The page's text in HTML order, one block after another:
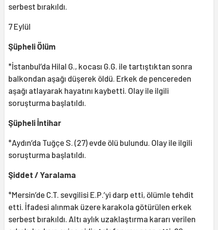
serbest bırakıldı.
7 Eylül
Şüpheli Ölüm
*İstanbul’da Hilal G., kocası G.G. ile tartıştıktan sonra
balkondan aşağı düşerek öldü. Erkek de pencereden
aşağı atlayarak hayatını kaybetti. Olay ile ilgili
soruşturma başlatıldı.
Şüpheli İntihar
*Aydın’da Tuğçe S. (27) evde ölü bulundu. Olay ile ilgili
soruşturma başlatıldı.
Şiddet / Yaralama
*Mersin’de C.T. sevgilisi E.P.’yi darp etti, ölümle tehdit
etti. İfadesi alınmak üzere karakola götürülen erkek
serbest bırakıldı. Altı aylık uzaklaştırma kararı verilen